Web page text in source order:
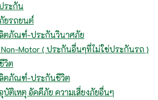
ระกัน
ยรถยนต์
ตภัณฑ์-ประกันวินาศภัย
Motor ( ประกันอื่นๆที่ไม่ใช่ประกันรถ )
วิต
ตภัณฑ์-ประกันชีวิต
ติเหตุ อัคคีภัย ความเสี่ยงภัยอื่นๆ